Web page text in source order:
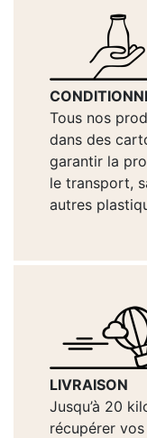
Tous nos
dans des
garantir la
le transport,
autres
LIVRAISON
Jusqu’à 20
récupérer